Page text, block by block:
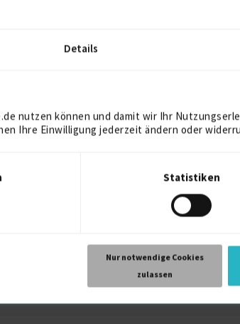
Details
nutzen können und damit wir Ihr
Ihre Einwilligung jederzeit ändern oder
Statistiken
Nur notwendige Cookies
zulassen
& Platform...
4 J. Vue.Js